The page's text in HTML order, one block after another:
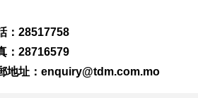
：28517758
：28716579
地址： enquiry@tdm.com.mo